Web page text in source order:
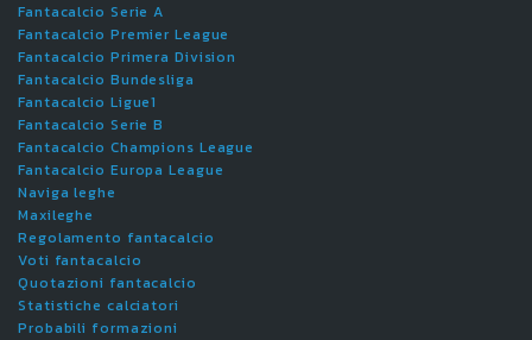
Fantacalcio Serie A
Fantacalcio Premier League
Fantacalcio Primera Division
Fantacalcio Bundesliga
Fantacalcio Ligue1
Fantacalcio Serie B
Fantacalcio Champions League
Fantacalcio Europa League
Naviga leghe
Maxileghe
Regolamento fantacalcio
Voti fantacalcio
Quotazioni fantacalcio
Statistiche calciatori
Probabili formazioni